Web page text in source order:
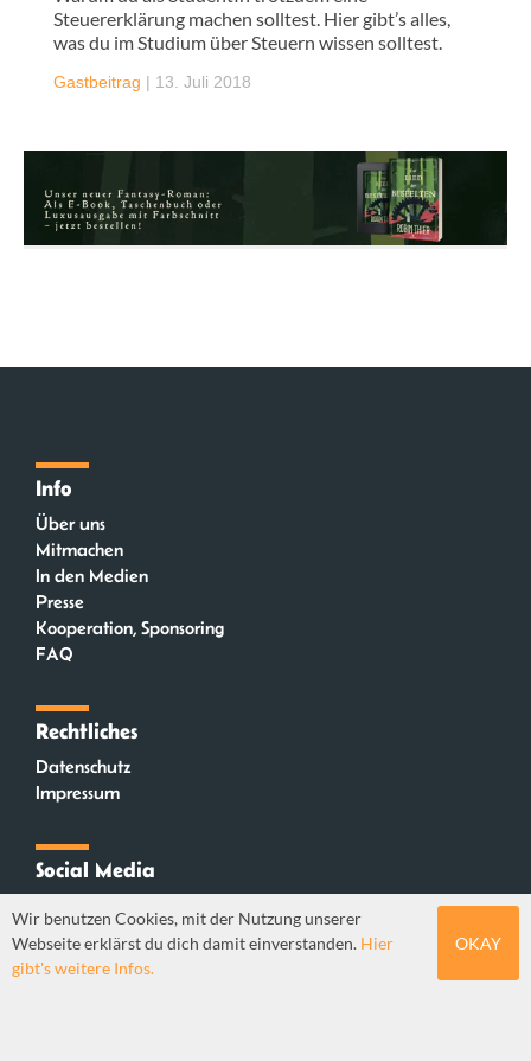
Steuererklärung machen solltest. Hier gibt’s alles,
was du im Studium über Steuern wissen solltest.
Gastbeitrag | 13. Juli 2018
Info
Über uns
Mitmachen
In den Medien
Presse
Kooperation, Sponsoring
FAQ
Rechtliches
Datenschutz
Impressum
Social Media
Mastodon
Wir benutzen Cookies, mit der Nutzung unserer
Webseite erklärst du dich damit einverstanden. Hier
gibt's weitere Infos.
OKAY